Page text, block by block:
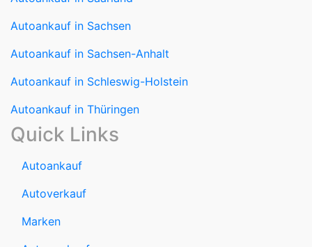
Autoankauf in Sachsen-Anhalt
Autoankauf in Schleswig-Holstein
Autoankauf in Thüringen
Quick Links
Autoankauf
Autoverkauf
Marken
Auto verkaufen
Datenschutzerklärung